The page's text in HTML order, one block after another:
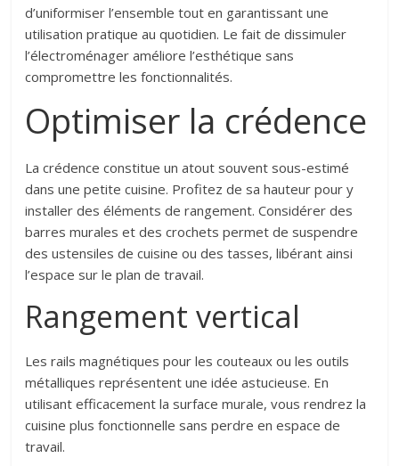
d’uniformiser l’ensemble tout en garantissant une
utilisation pratique au quotidien. Le fait de dissimuler
l’électroménager améliore l’esthétique sans
compromettre les fonctionnalités.
Optimiser la crédence
La crédence constitue un atout souvent sous-estimé
dans une petite cuisine. Profitez de sa hauteur pour y
installer des éléments de rangement. Considérer des
barres murales et des crochets permet de suspendre
des ustensiles de cuisine ou des tasses, libérant ainsi
l’espace sur le plan de travail.
Rangement vertical
Les rails magnétiques pour les couteaux ou les outils
métalliques représentent une idée astucieuse. En
utilisant efficacement la surface murale, vous rendrez la
cuisine plus fonctionnelle sans perdre en espace de
travail.